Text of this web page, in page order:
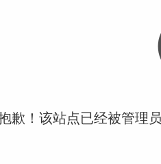
歉！该站点已经被管理